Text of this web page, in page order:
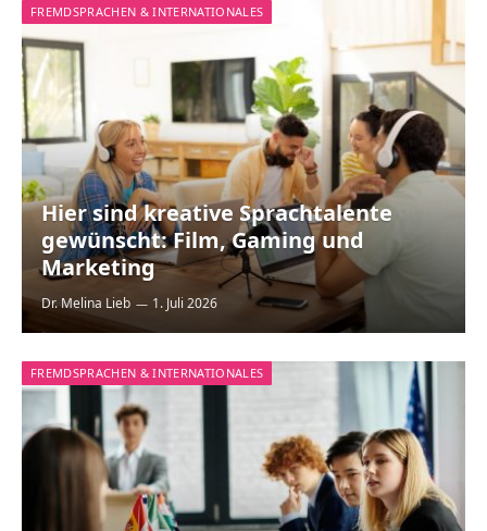
FREMDSPRACHEN & INTERNATIONALES
Hier sind kreative Sprachtalente
gewünscht: Film, Gaming und
Marketing
Dr. Melina Lieb 1. Juli 2026
FREMDSPRACHEN & INTERNATIONALES